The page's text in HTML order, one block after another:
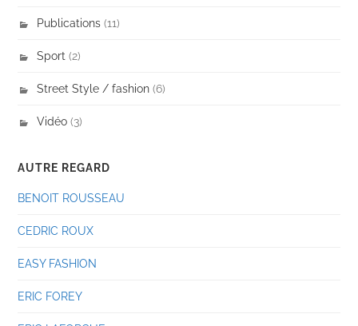
Publications (11)
Sport (2)
Street Style / fashion (6)
Vidéo (3)
AUTRE REGARD
BENOIT ROUSSEAU
CEDRIC ROUX
EASY FASHION
ERIC FOREY